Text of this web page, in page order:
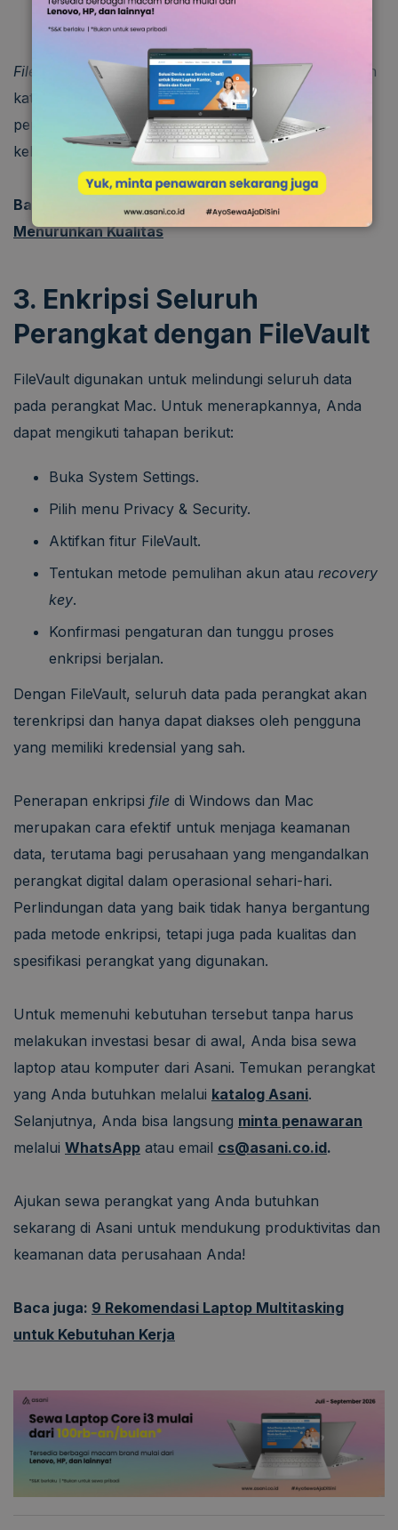
Masukkan kata sandi yang kuat.
Simpan file image dengan format .dmg.
File
DMG yang dihasilkan hanya dapat diakses setelah
kata sandi dimasukkan sehingga aman untuk
penyimpanan jangka panjang maupun sharing
kebutuhan tim.
Baca Juga :
Cara Mengecilkan Ukuran PDF Tanpa
Menurunkan Kualitas
3. Enkripsi Seluruh
Perangkat dengan FileVault
FileVault digunakan untuk melindungi seluruh data
pada perangkat Mac. Untuk menerapkannya, Anda
dapat mengikuti tahapan berikut:
Buka System Settings.
Pilih menu Privacy & Security.
Aktifkan fitur FileVault.
Tentukan metode pemulihan akun atau recovery
key.
Konfirmasi pengaturan dan tunggu proses
enkripsi berjalan.
Dengan FileVault, seluruh data pada perangkat akan
terenkripsi dan hanya dapat diakses oleh pengguna
yang memiliki kredensial yang sah.
Penerapan enkripsi file di Windows dan Mac
merupakan cara efektif untuk menjaga keamanan
data, terutama bagi perusahaan yang mengandalkan
perangkat digital dalam operasional sehari-hari.
Perlindungan data yang baik tidak hanya bergantung
pada metode enkripsi, tetapi juga pada kualitas dan
spesifikasi perangkat yang digunakan.
Untuk memenuhi kebutuhan tersebut tanpa harus
melakukan investasi besar di awal, Anda bisa sewa
laptop atau komputer dari Asani. Temukan perangkat
yang Anda butuhkan melalui katalog Asani.
Selanjutnya, Anda bisa langsung minta penawaran
melalui WhatsApp atau email cs@asani.co.id.
Ajukan sewa perangkat yang Anda butuhkan
sekarang di Asani untuk mendukung produktivitas dan
keamanan data perusahaan Anda!
Baca juga: 9 Rekomendasi Laptop Multitasking
untuk Kebutuhan Kerja